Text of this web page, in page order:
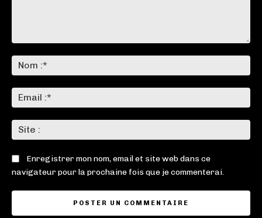
:*
:*
:
Enregistrer mon nom, email et site web dans ce
navigateur pour la prochaine fois que je commenterai.